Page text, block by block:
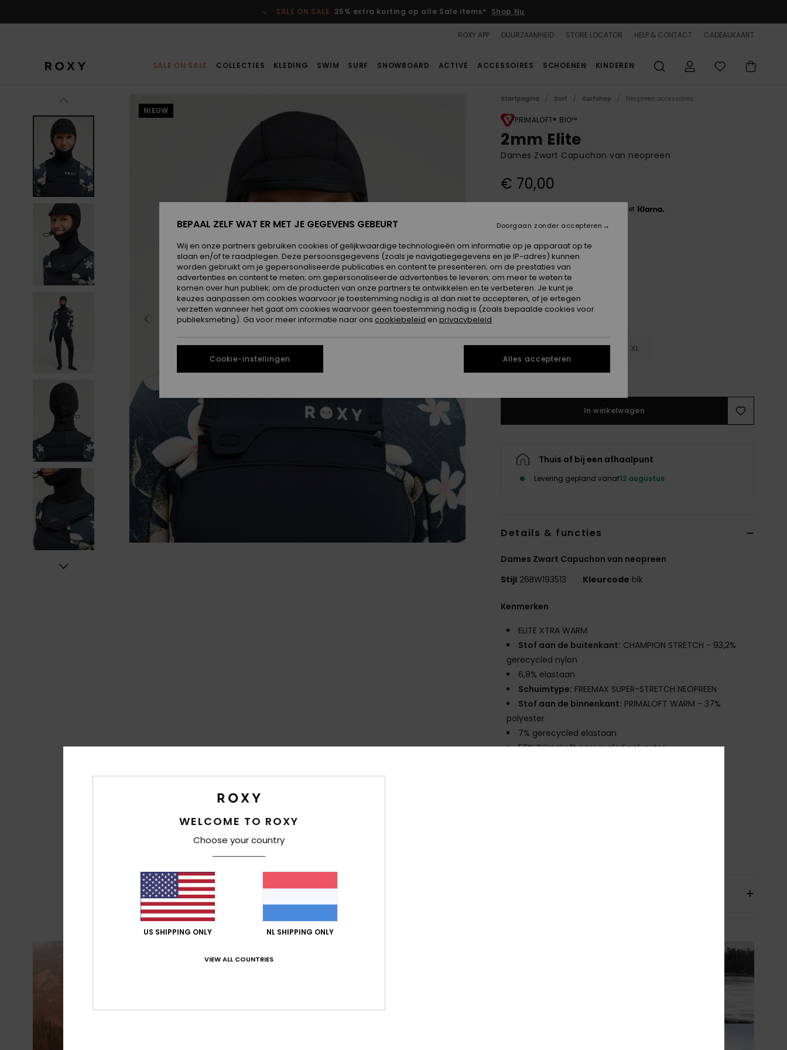
SALE ON SALE 25% extra korting op alle Sale items* Shop Nu
ROXY APP DUURZAAMHEID STORE LOCATOR HELP & CONTACT CADEAUKAART
SALE ON SALE COLLECTIES KLEDING SWIM SURF SNOWBOARD ACTIVE ACCESSOIRES SCHOENEN KINDEREN
NIEUW
Startpagina Surf Surfshop Neopreen accessoires
PRIMALOFT® BIO™
2mm Elite
Dames Zwart Capuchon van neopreen
€ 70,00
Betaal 3 x € 23,33, zonder rente met
KleurBlack
S M L XL
In winkelwagen
Thuis of bij een afhaalpunt
Levering gepland vanaf12 augustus
Details & functies
Dames Zwart Capuchon van neopreen
Stijl 26BW193513 Kleurcode blk
Kenmerken
ELITE XTRA WARM
Stof aan de buitenkant: CHAMPION STRETCH - 93,2%
gerecycled nylon
6,8% elastaan
Schuimtype: FREEMAX SUPER-STRETCH NEOPREEN
Stof aan de binnenkant: PRIMALOFT WARM - 37%
polyester
7% gerecycled elastaan
56% PrimaLoft gerecycled polyester
WELCOME TO ROXY
Choose your country
US SHIPPING ONLY NL SHIPPING ONLY
VIEW ALL COUNTRIES
BEPAAL ZELF WAT ER MET JE GEGEVENS GEBEURT
Wij en onze partners gebruiken cookies of gelijkwaardige technologieën om informatie op je apparaat op te
slaan en/of te raadplegen. Deze persoonsgegevens (zoals je navigatiegegevens en je IP-adres) kunnen
worden gebruikt om je gepersonaliseerde publicaties en content te presenteren; om de prestaties van
advertenties en content te meten; om gepersonaliseerde advertenties te leveren; om meer te weten te
komen over hun publiek; om de producten van onze partners te ontwikkelen en te verbeteren. Je kunt je
keuzes aanpassen om cookies waarvoor je toestemming nodig is al dan niet te accepteren, of je ertegen
verzetten wanneer het gaat om cookies waarvoor geen toestemming nodig is (zoals bepaalde cookies voor
publieksmeting). Ga voor meer informatie naar ons cookiebeleid en privacybeleid
Cookie-instellingen
Doorgaan zonder accepteren
Alles accepteren